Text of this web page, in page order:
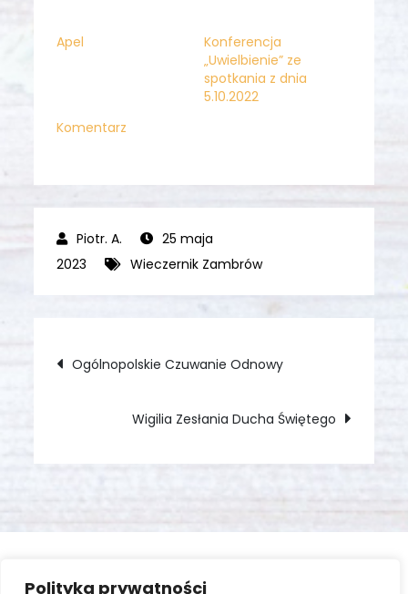
Polityka prywatności
Apel
Konferencja
„Uwielbienie” ze
spotkania z dnia
5.10.2022
Komentarz
25 maja
2023
Wieczernik Zambrów
Nawigacja
wpisu
Ogólnopolskie Czuwanie Odnowy
Wigilia Zesłania Ducha Świętego
Zaloguj się